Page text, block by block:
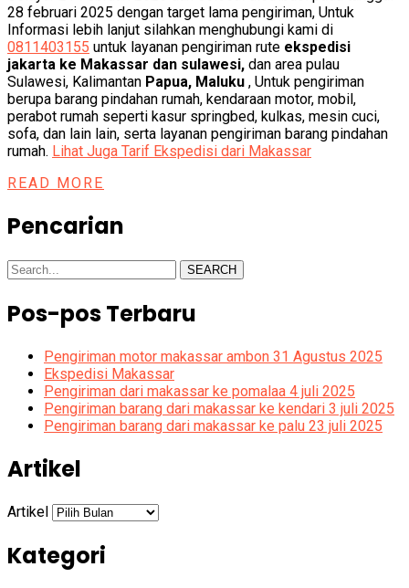
28 februari 2025 dengan target lama pengiriman, Untuk
Informasi lebih lanjut silahkan menghubungi kami di
0811403155 untuk layanan pengiriman rute ekspedisi
jakarta ke Makassar dan sulawesi, dan area pulau
Sulawesi, Kalimantan Papua, Maluku , Untuk pengiriman
berupa barang pindahan rumah, kendaraan motor, mobil,
perabot rumah seperti kasur springbed, kulkas, mesin cuci,
sofa, dan lain lain, serta layanan pengiriman barang pindahan
rumah. Lihat Juga Tarif Ekspedisi dari Makassar
READ MORE
Pencarian
SEARCH
Pos-pos Terbaru
Pengiriman motor makassar ambon 31 Agustus 2025
Ekspedisi Makassar
Pengiriman dari makassar ke pomalaa 4 juli 2025
Pengiriman barang dari makassar ke kendari 3 juli 2025
Pengiriman barang dari makassar ke palu 23 juli 2025
Artikel
Artikel
Kategori